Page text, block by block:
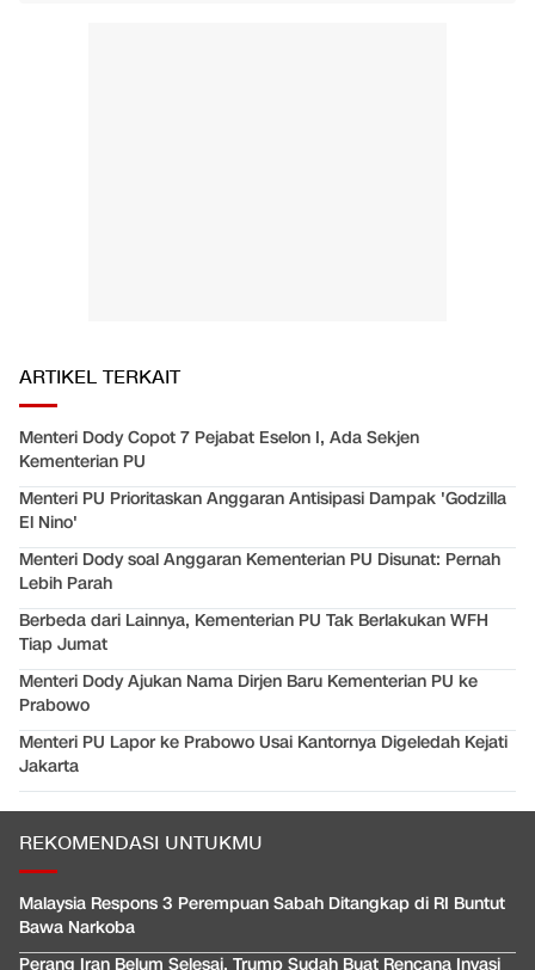
ARTIKEL TERKAIT
Menteri Dody Copot 7 Pejabat Eselon I, Ada Sekjen
Kementerian PU
Menteri PU Prioritaskan Anggaran Antisipasi Dampak 'Godzilla
El Nino'
Menteri Dody soal Anggaran Kementerian PU Disunat: Pernah
Lebih Parah
Berbeda dari Lainnya, Kementerian PU Tak Berlakukan WFH
Tiap Jumat
Menteri Dody Ajukan Nama Dirjen Baru Kementerian PU ke
Prabowo
Menteri PU Lapor ke Prabowo Usai Kantornya Digeledah Kejati
Jakarta
REKOMENDASI UNTUKMU
Malaysia Respons 3 Perempuan Sabah Ditangkap di RI Buntut
Bawa Narkoba
Perang Iran Belum Selesai, Trump Sudah Buat Rencana Invasi